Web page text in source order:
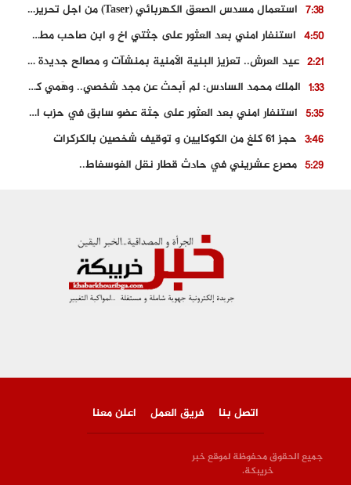
7:38
استعمال مسدس الصعق الكهربائي (Taser) من اجل تحرير شابة محتجزة
4:50
استنفار امني بعد العثور على جثتي اخ و ابن صاحب مطعم اسماك مشهور بطنجة
2:21
عيد العرش.. تعزيز البنية الأمنية بمنشآت و مصالح جديدة بكل من الحسيمة – فاس و الناظور
1:33
الملك محمد السادس: لم أبحث عن مجد شخصي.. وهَمي كرامة المغاربة
5:35
استنفار امني بعد العثور على جثة عضو سابق في حزب المصباح بالقنيطرة..
3:46 حجز 61 كلغ من الكوكايين و توقيف شخصين بالكركرات
5:29 مصرع عشريني في حادث قطار نقل الفوسفاط..
اتصل بنا فريق العمل اعلن معنا
جميع الحقوق محفوظة لموقع خبر
خريبكة.